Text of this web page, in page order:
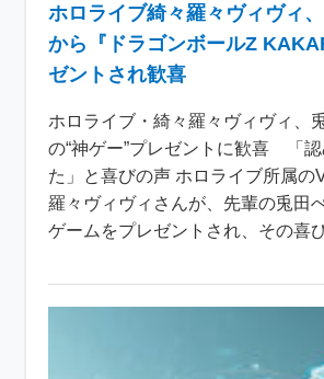
ホロライブ綺々羅々ヴィヴィ
から『ドラゴンボールZ
ゼントされ歓喜
ホロライブ・綺々羅々ヴィヴィ、
の“神ゲー”プレゼントに歓喜 「認
た」と喜びの声 ホロライブ所属の
羅々ヴィヴィさんが、先輩の兎田
ゲームをプレゼントされ、その喜